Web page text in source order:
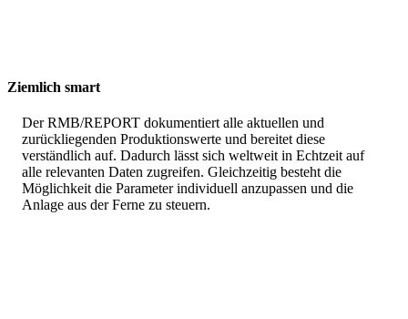
Ziemlich smart
Der RMB/REPORT dokumentiert alle aktuellen und
zurückliegenden Produktionswerte und bereitet diese
verständlich auf. Dadurch lässt sich weltweit in Echtzeit auf
alle relevanten Daten zugreifen. Gleichzeitig besteht die
Möglichkeit die Parameter individuell anzupassen und die
Anlage aus der Ferne zu steuern.